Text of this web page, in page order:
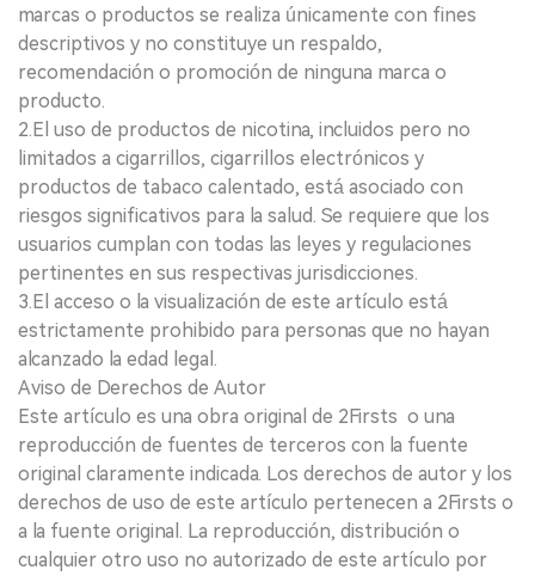
marcas o productos se realiza únicamente con fines
descriptivos y no constituye un respaldo,
recomendación o promoción de ninguna marca o
producto.
2.El uso de productos de nicotina, incluidos pero no
limitados a cigarrillos, cigarrillos electrónicos y
productos de tabaco calentado, está asociado con
riesgos significativos para la salud. Se requiere que los
usuarios cumplan con todas las leyes y regulaciones
pertinentes en sus respectivas jurisdicciones.
3.El acceso o la visualización de este artículo está
estrictamente prohibido para personas que no hayan
alcanzado la edad legal.
Aviso de Derechos de Autor
Este artículo es una obra original de 2Firsts o una
reproducción de fuentes de terceros con la fuente
original claramente indicada. Los derechos de autor y los
derechos de uso de este artículo pertenecen a 2Firsts o
a la fuente original. La reproducción, distribución o
cualquier otro uso no autorizado de este artículo por